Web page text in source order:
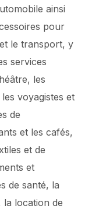
ainsi
pour
le transport, y
services
les
voyagistes et
de
et les cafés,
et de
et
de santé, la
la location de